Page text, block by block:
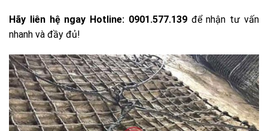
Hãy liên hệ ngay Hotline: 0901.577.139để nhận tư vấn
nhanh và đầy đủ!